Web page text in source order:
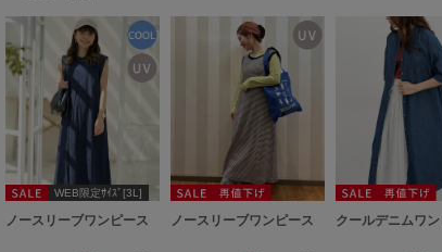
WEB限定ｻｲｽﾞ[3L]
ノースリーブワンピース ノースリーブワンピース クールデニムワ